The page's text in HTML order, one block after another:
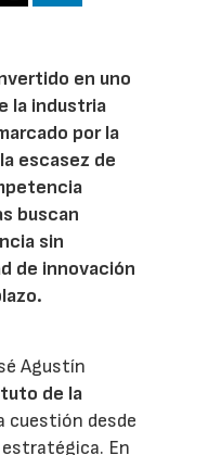
en uno
la industria
por la
escasez de
buscan
sin
de innovación
Agustín
de la
cuestión desde
En